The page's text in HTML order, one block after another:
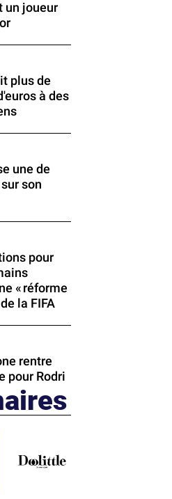
un joueur
plus de
à des
une de
son
pour
« réforme
la FIFA
rentre
pour Rodri